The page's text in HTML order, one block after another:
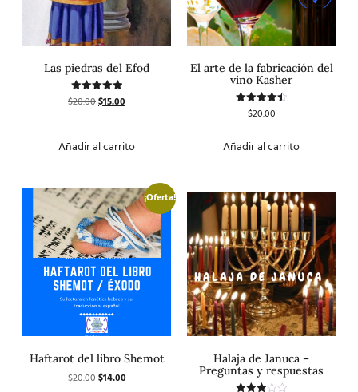
Las piedras del Efod
Valorado
con
$20.00$15.00
Añadir al carrito
El arte de la fabricación del
vino Kasher
Valorado
$20.00
Añadir al carrito
¡Oferta!
Haftarot del libro Shemot
$20.00$14.00
Halaja de Januca –
Preguntas y respuestas